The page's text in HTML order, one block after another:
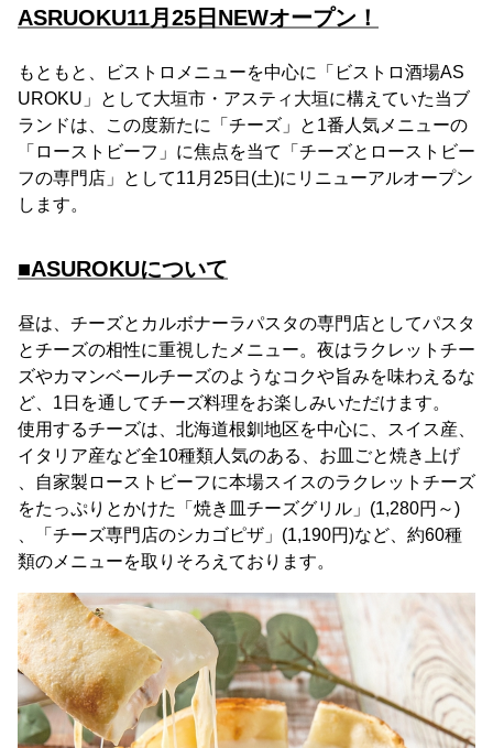
ASRUOKU11月25日NEWオープン！
もともと、ビストロメニューを中心に「ビストロ酒場AS
UROKU」として大垣市・アスティ大垣に構えていた当ブ
ランドは、この度新たに「チーズ」と1番人気メニューの
「ローストビーフ」に焦点を当て「チーズとローストビー
フの専門店」として11月25日(土)にリニューアルオープン
します。
■ASUROKUについて
昼は、チーズとカルボナーラパスタの専門店としてパスタ
とチーズの相性に重視したメニュー。夜はラクレットチー
ズやカマンベールチーズのようなコクや旨みを味わえるな
ど、1日を通してチーズ料理をお楽しみいただけます。
使用するチーズは、北海道根釧地区を中心に、スイス産、
イタリア産など全10種類人気のある、お皿ごと焼き上げ
、自家製ローストビーフに本場スイスのラクレットチーズ
をたっぷりとかけた「焼き皿チーズグリル」(1,280円～)
、「チーズ専門店のシカゴピザ」(1,190円)など、約60種
類のメニューを取りそろえております。